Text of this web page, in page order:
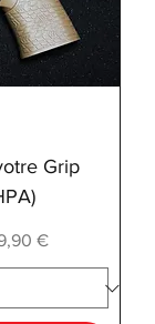
Grip
€